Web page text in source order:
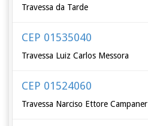
Travessa da Tarde
CEP 01535040
Travessa Luiz Carlos Messora
CEP 01524060
Travessa Narciso Ettore Campaner